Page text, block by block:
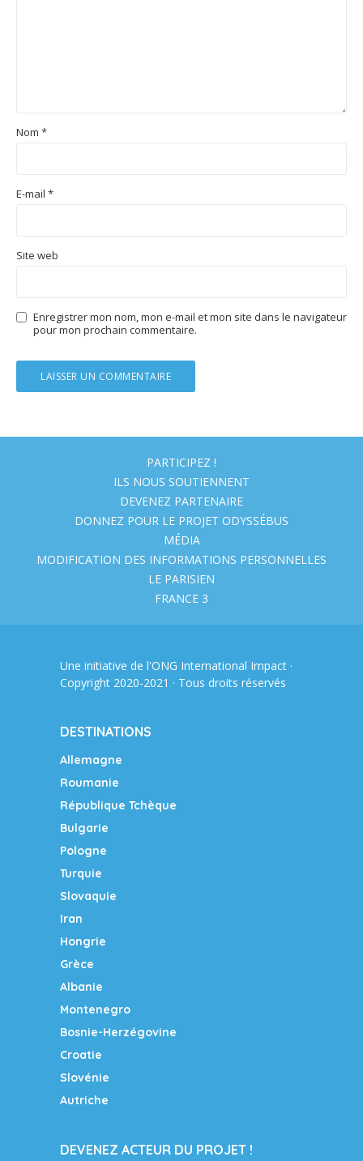
Nom *
E-mail *
Site web
Enregistrer mon nom, mon e-mail et mon site dans le navigateur
pour mon prochain commentaire.
PARTICIPEZ !
ILS NOUS SOUTIENNENT
DEVENEZ PARTENAIRE
DONNEZ POUR LE PROJET ODYSSÉBUS
MÉDIA
MODIFICATION DES INFORMATIONS PERSONNELLES
LE PARISIEN
FRANCE 3
Une initiative de l'ONG International Impact ·
Copyright 2020-2021 · Tous droits réservés
DESTINATIONS
Allemagne
Roumanie
République Tchèque
Bulgarie
Pologne
Turquie
Slovaquie
Iran
Hongrie
Grèce
Albanie
Montenegro
Bosnie-Herzégovine
Croatie
Slovénie
Autriche
DEVENEZ ACTEUR DU PROJET !